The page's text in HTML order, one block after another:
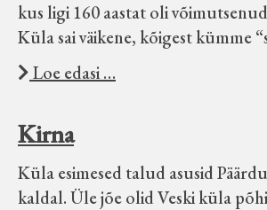
kus ligi 160 aastat oli
Küla sai väikene, kõigest kümme
Loe edasi …
Kirna
Küla esimesed talud asusid
kaldal. Üle jõe olid Veski küla